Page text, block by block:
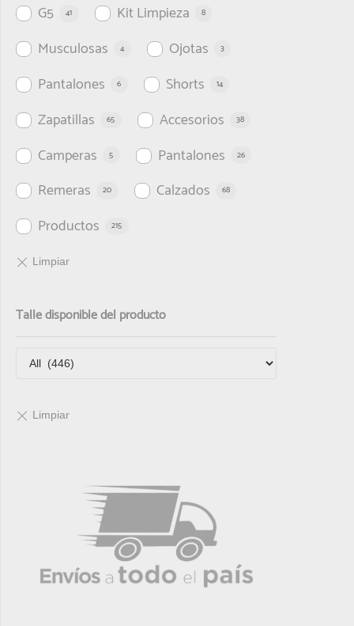
G5 41 Kit Limpieza 8
Musculosas 4 Ojotas 3
Pantalones 6 Shorts 14
Zapatillas 65 Accesorios 38
Camperas 5 Pantalones 26
Remeras 20 Calzados 68
Productos 215
Talle disponible del producto